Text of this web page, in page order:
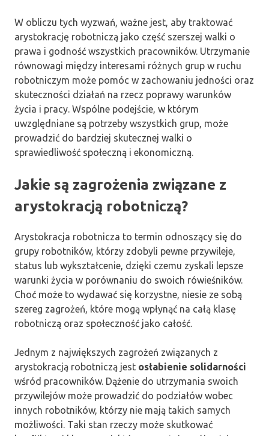
W obliczu tych wyzwań, ważne jest, aby traktować
arystokrację robotniczą jako część szerszej walki o
prawa i godność wszystkich pracowników. Utrzymanie
równowagi między interesami różnych grup w ruchu
robotniczym może pomóc w zachowaniu jedności oraz
skuteczności działań na rzecz poprawy warunków
życia i pracy. Wspólne podejście, w którym
uwzględniane są potrzeby wszystkich grup, może
prowadzić do bardziej skutecznej walki o
sprawiedliwość społeczną i ekonomiczną.
Jakie są zagrożenia związane z
arystokracją robotniczą?
Arystokracja robotnicza to termin odnoszący się do
grupy robotników, którzy zdobyli pewne przywileje,
status lub wykształcenie, dzięki czemu zyskali lepsze
warunki życia w porównaniu do swoich rówieśników.
Choć może to wydawać się korzystne, niesie ze sobą
szereg zagrożeń, które mogą wpłynąć na całą klasę
robotniczą oraz społeczność jako całość.
Jednym z największych zagrożeń związanych z
arystokracją robotniczą jest osłabienie solidarności
wśród pracowników. Dążenie do utrzymania swoich
przywilejów może prowadzić do podziałów wobec
innych robotników, którzy nie mają takich samych
możliwości. Taki stan rzeczy może skutkować